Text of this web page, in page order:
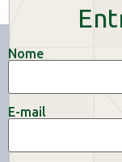
Nome
E-mail